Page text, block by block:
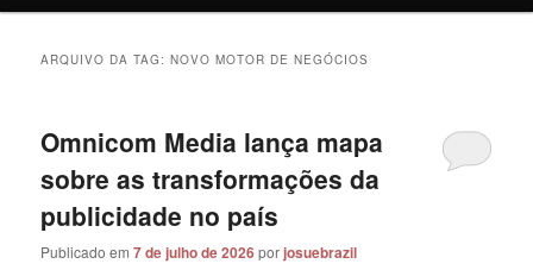
ARQUIVO DA TAG:NOVO MOTOR DE NEGÓCIOS
Omnicom Media lança mapa
sobre as transformações da
publicidade no país
Publicado em7 de julho de 2026porjosuebrazil